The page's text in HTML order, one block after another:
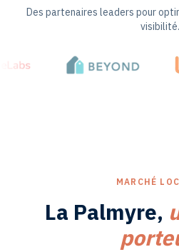
Des partenaires leaders pour
visibilité.
MARCHÉ
La Palmyre,